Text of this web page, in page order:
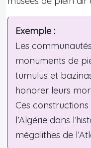
Exemple :
Les
monuments de
tumulus et
honorer leurs
Ces
l’Algérie dans
mégalithes de